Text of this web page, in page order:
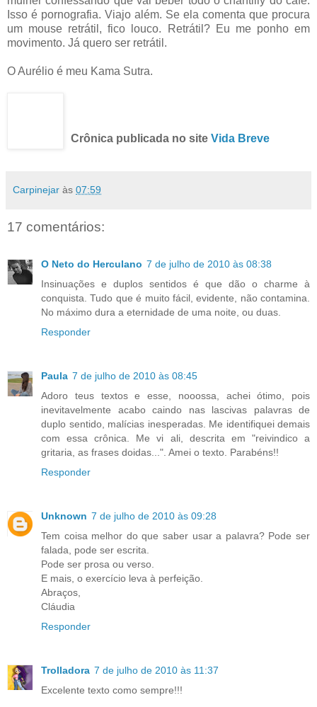
Isso é pornografia. Viajo além. Se ela comenta que procura
um mouse retrátil, fico louco. Retrátil? Eu me ponho em
movimento. Já quero ser retrátil.
O Aurélio é meu Kama Sutra.
Crônica publicada no site Vida Breve
Carpinejar às 07:59
17 comentários:
O Neto do Herculano 7 de julho de 2010 às 08:38
Insinuações e duplos sentidos é que dão o charme à
conquista. Tudo que é muito fácil, evidente, não contamina.
No máximo dura a eternidade de uma noite, ou duas.
Responder
Paula 7 de julho de 2010 às 08:45
Adoro teus textos e esse, nooossa, achei ótimo, pois
inevitavelmente acabo caindo nas lascivas palavras de
duplo sentido, malícias inesperadas. Me identifiquei demais
com essa crônica. Me vi ali, descrita em "reivindico a
gritaria, as frases doidas...". Amei o texto. Parabéns!!
Responder
Unknown 7 de julho de 2010 às 09:28
Tem coisa melhor do que saber usar a palavra? Pode ser
falada, pode ser escrita.
Pode ser prosa ou verso.
E mais, o exercício leva à perfeição.
Abraços,
Cláudia
Responder
Trolladora 7 de julho de 2010 às 11:37
Excelente texto como sempre!!!